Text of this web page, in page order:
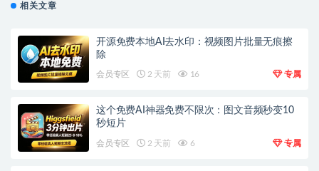
相关文章
开源免费本地AI去水印：视频图片批量无痕擦
除
会员专区 2 天前 16 专属
这个免费AI神器免费不限次：图文音频秒变10
秒短片
会员专区 2 天前 6 专属